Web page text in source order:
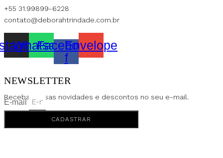
+55 31.99899-6228
contato@deborahtrindade.com.br
Whatsapp
Facebook-
f
Envelope
NEWSLETTER
Receba nossas novidades e descontos no seu e-mail.
E-mail
CADASTRAR